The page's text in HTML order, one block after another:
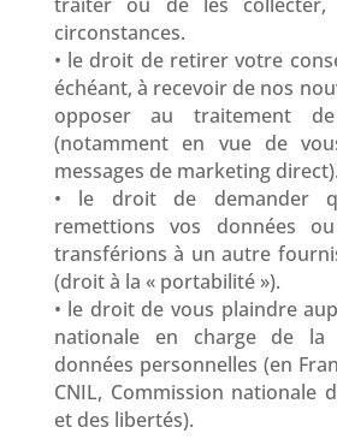
circonstances.
• le droit de retirer votre
échéant, à recevoir de nos
opposer au traitement
(notamment en vue de
messages de marketing direct).
• le droit de demander
remettions vos données
transférions à un autre
(droit à la « portabilité »).
• le droit de vous plaindre
nationale en charge de la
données personnelles (en
CNIL, Commission nationale
et des libertés).